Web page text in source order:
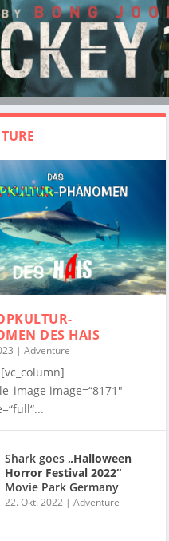
DES HAIS
| Adventure
image=“8171″
Shark goes „Halloween
Horror Festival 2022“
Movie Park Germany
22. Okt. 2022| Adventure